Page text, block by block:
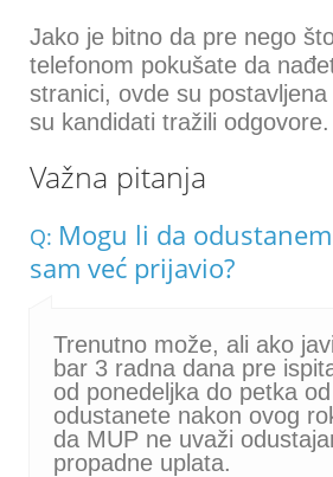
Jako je bitno da pre nego
telefonom pokušate da
stranici, ovde su
su kandidati tražili odgovore.
Važna pitanja
Q: Mogu li da
sam već prijavio?
Trenutno može, ali ako
bar 3 radna dana pre
od ponedeljka do petka
odustanete nakon ovog
da MUP ne uvaži
propadne uplata.